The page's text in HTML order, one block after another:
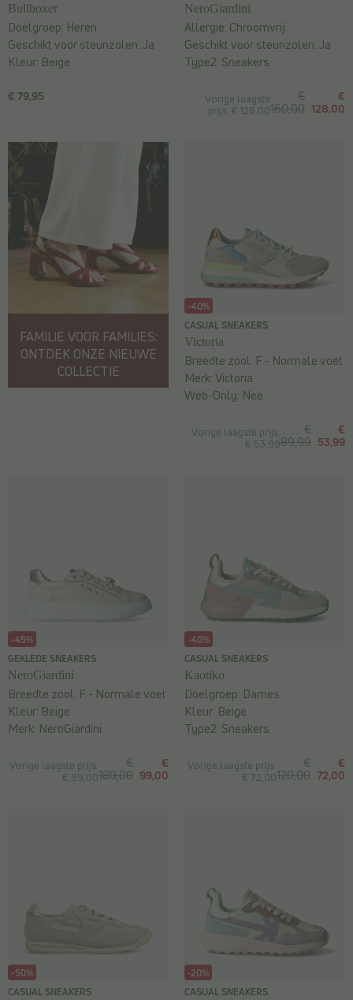
Bullboxer
€ 79,95
Doelgroep: Heren
Geschikt voor steunzolen:Ja
Kleur: Beige
NeroGiardini
Vorige laagste
prijs: € 128,00
€
160,00
€
128,00
Allergie: Chroomvrij
Geschikt voor steunzolen:Ja
Type2: Sneakers
FAMILIE VOOR FAMILIES:
ONTDEK ONZE NIEUWE
COLLECTIE
-40%
CASUAL SNEAKERS
Victoria
Vorige laagste prijs:
€ 53,99
€
89,99
€
53,99
Breedte zool: F - Normale voet
Merk:Victoria
Web-Only: Nee
-45%
GEKLEDE SNEAKERS
NeroGiardini
Vorige laagste prijs:
€ 99,00
€
180,00
€
99,00
Breedte zool: F - Normale voet
Kleur: Beige
Merk: NeroGiardini
-40%
CASUAL SNEAKERS
Kaotiko
Vorige laagste prijs:
€ 72,00
€
120,00
€
72,00
Doelgroep: Dames
Kleur: Beige
Type2: Sneakers
-50%
CASUAL SNEAKERS
-20%
CASUAL SNEAKERS